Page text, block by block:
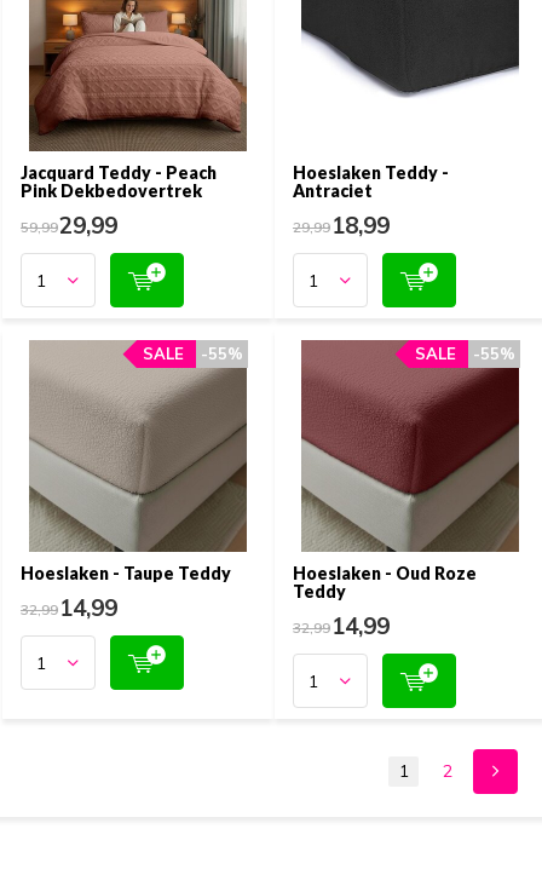
Jacquard Teddy - Peach
Pink Dekbedovertrek
59,9929,99
Hoeslaken Teddy -
Antraciet
29,9918,99
Hoeslaken - Taupe Teddy
32,9914,99
-55%
SALE -55%
SALE
Hoeslaken - Oud Roze
Teddy
32,9914,99
-55%
SALE -55%
SALE
1 2